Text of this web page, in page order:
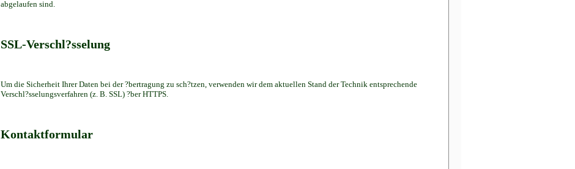
abgelaufen sind.
SSL-Verschl?sselung
Um die Sicherheit Ihrer Daten bei der ?bertragung zu sch?tzen, verwenden wir dem aktuellen Stand der Technik entsprechende
Verschl?sselungsverfahren (z. B. SSL) ?ber HTTPS.
Kontaktformular